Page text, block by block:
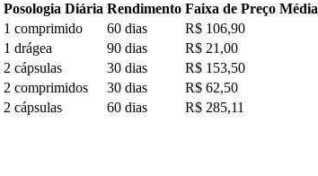
Posologia Diária Rendimento Faixa de Preço Média
1 comprimido 60 dias
R$ 106,90
1 drágea 90 dias
R$ 21,00
2 cápsulas 30 dias
R$ 153,50
2 comprimidos 30 dias
R$ 62,50
2 cápsulas 60 dias R$ 285,11